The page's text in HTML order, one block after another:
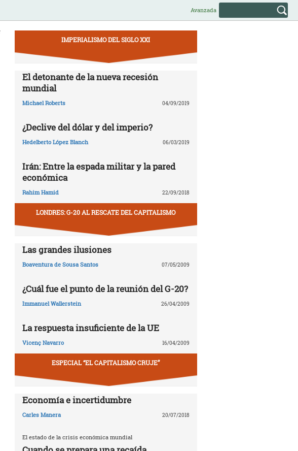
Avanzada
IMPERIALISMO DEL SIGLO XXI
El detonante de la nueva recesión
mundial
Michael Roberts 04/09/2019
¿Declive del dólar y del imperio?
Hedelberto López Blanch 06/03/2019
Irán: Entre la espada militar y la pared
económica
Rahim Hamid 22/09/2018
LONDRES: G-20 AL RESCATE DEL CAPITALISMO
Las grandes ilusiones
Boaventura de Sousa Santos 07/05/2009
¿Cuál fue el punto de la reunión del G-20?
Immanuel Wallerstein 26/04/2009
La respuesta insuficiente de la UE
Vicenç Navarro 16/04/2009
ESPECIAL “EL CAPITALISMO CRUJE”
Economía e incertidumbre
Carles Manera 20/07/2018
El estado de la crisis económica mundial